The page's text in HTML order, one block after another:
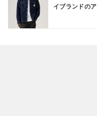
イブランドの